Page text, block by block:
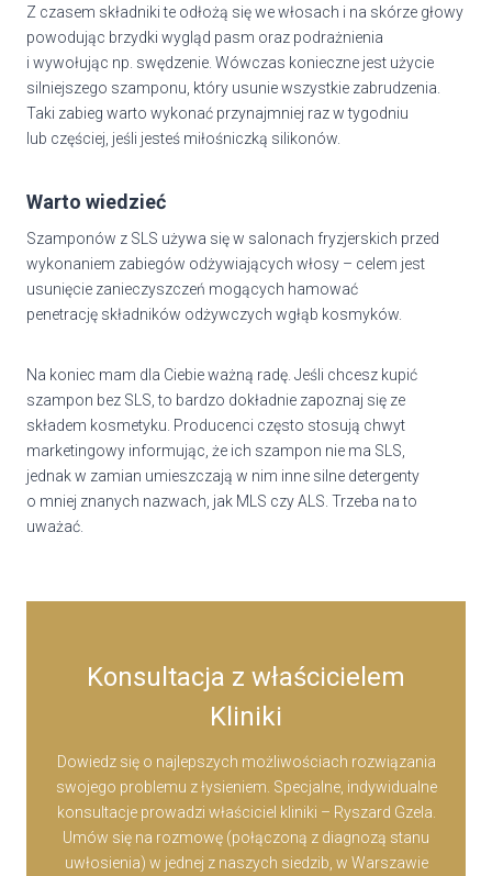
Z czasem składniki te odłożą się we włosach i na skórze głowy
powodując brzydki wygląd pasm oraz podrażnienia
i wywołując np. swędzenie. Wówczas konieczne jest użycie
silniejszego szamponu, który usunie wszystkie zabrudzenia.
Taki zabieg warto wykonać przynajmniej raz w tygodniu
lub częściej, jeśli jesteś miłośniczką silikonów.
Warto wiedzieć
Szamponów z SLS używa się w salonach fryzjerskich przed
wykonaniem zabiegów odżywiających włosy – celem jest
usunięcie zanieczyszczeń mogących hamować
penetrację składników odżywczych wgłąb kosmyków.
Na koniec mam dla Ciebie ważną radę. Jeśli chcesz kupić
szampon bez SLS, to bardzo dokładnie zapoznaj się ze
składem kosmetyku. Producenci często stosują chwyt
marketingowy informując, że ich szampon nie ma SLS,
jednak w zamian umieszczają w nim inne silne detergenty
o mniej znanych nazwach, jak MLS czy ALS. Trzeba na to
uważać.
Konsultacja z właścicielem
Kliniki
Dowiedz się o najlepszych możliwościach rozwiązania
swojego problemu z łysieniem. Specjalne, indywidualne
konsultacje prowadzi właściciel kliniki – Ryszard Gzela.
Umów się na rozmowę (połączoną z diagnozą stanu
uwłosienia) w jednej z naszych siedzib, w Warszawie